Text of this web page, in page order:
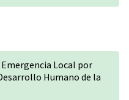
Local por
Humano de la